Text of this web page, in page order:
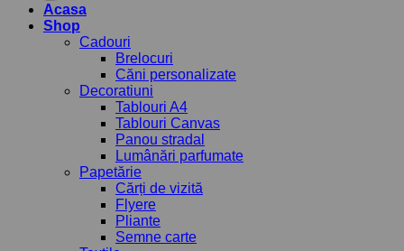
Acasa
Shop
Cadouri
Brelocuri
Căni personalizate
Decoratiuni
Tablouri A4
Tablouri Canvas
Panou stradal
Lumânări parfumate
Papetărie
Cărți de vizită
Flyere
Pliante
Semne carte